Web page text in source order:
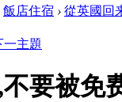
飯店住宿 › 從英國回
要被免